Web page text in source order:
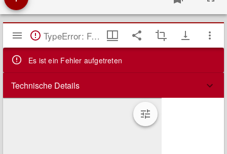
Mirador
Viewer TypeError: Failed to fetch
Es ist ein Fehler aufgetreten
Technische Details